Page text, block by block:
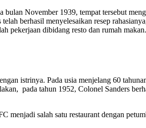
November 1939, tempat tersebut
berhasil menyelesaikan resep
pekerjaan dibidang resto dan rumah makan.
istrinya. Pada usia menjelang 60
pada tahun 1952, Colonel Sanders
salah satu restaurant dengan